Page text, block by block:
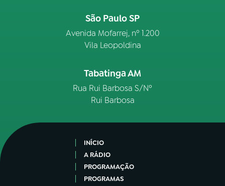
São Paulo SP
Avenida Mofarrej, nº 1.200
Vila Leopoldina
Tabatinga AM
Rua Rui Barbosa S/Nº
Rui Barbosa
INÍCIO
A RÁDIO
PROGRAMAÇÃO
PROGRAMAS